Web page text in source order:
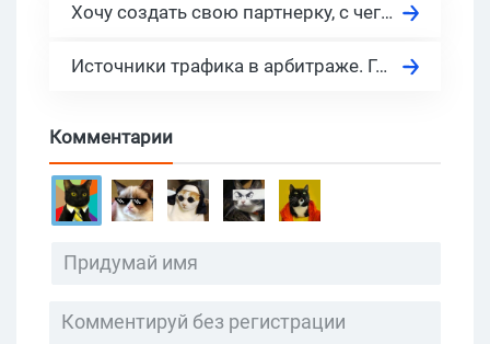
Хочу создать свою партнерку, с чего начать? 10 готовых платформ под партнерскую программу с ценами.
Источники трафика в арбитраже. Где берут трафик арбитражники в 2026?
Комментарии